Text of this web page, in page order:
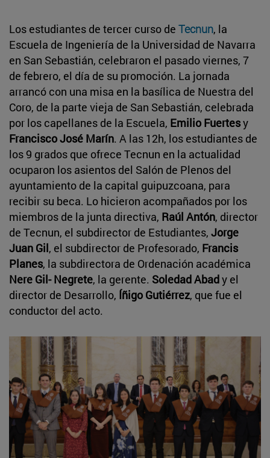
Los estudiantes de tercer curso de Tecnun, la
Escuela de Ingeniería de la Universidad de Navarra
en San Sebastián, celebraron el pasado viernes, 7
de febrero, el día de su promoción. La jornada
arrancó con una misa en la basílica de Nuestra del
Coro, de la parte vieja de San Sebastián, celebrada
por los capellanes de la Escuela, Emilio Fuertesy
Francisco José Marín. A las 12h, los estudiantes de
los 9 grados que ofrece Tecnun en la actualidad
ocuparon los asientos del Salón de Plenos del
ayuntamiento de la capital guipuzcoana, para
recibir su beca. Lo hicieron acompañados por los
miembros de la junta directiva, Raúl Antón, director
de Tecnun, el subdirector de Estudiantes, Jorge
Juan Gil, el subdirector de Profesorado, Francis
Planes, la subdirectora de Ordenación académica
Nere Gil- Negrete, la gerente. Soledad Abady el
director de Desarrollo, Íñigo Gutiérrez, que fue el
conductor del acto.